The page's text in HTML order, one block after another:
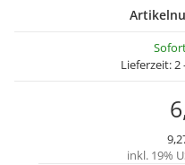
Lieferzeit:2
inkl. 19%